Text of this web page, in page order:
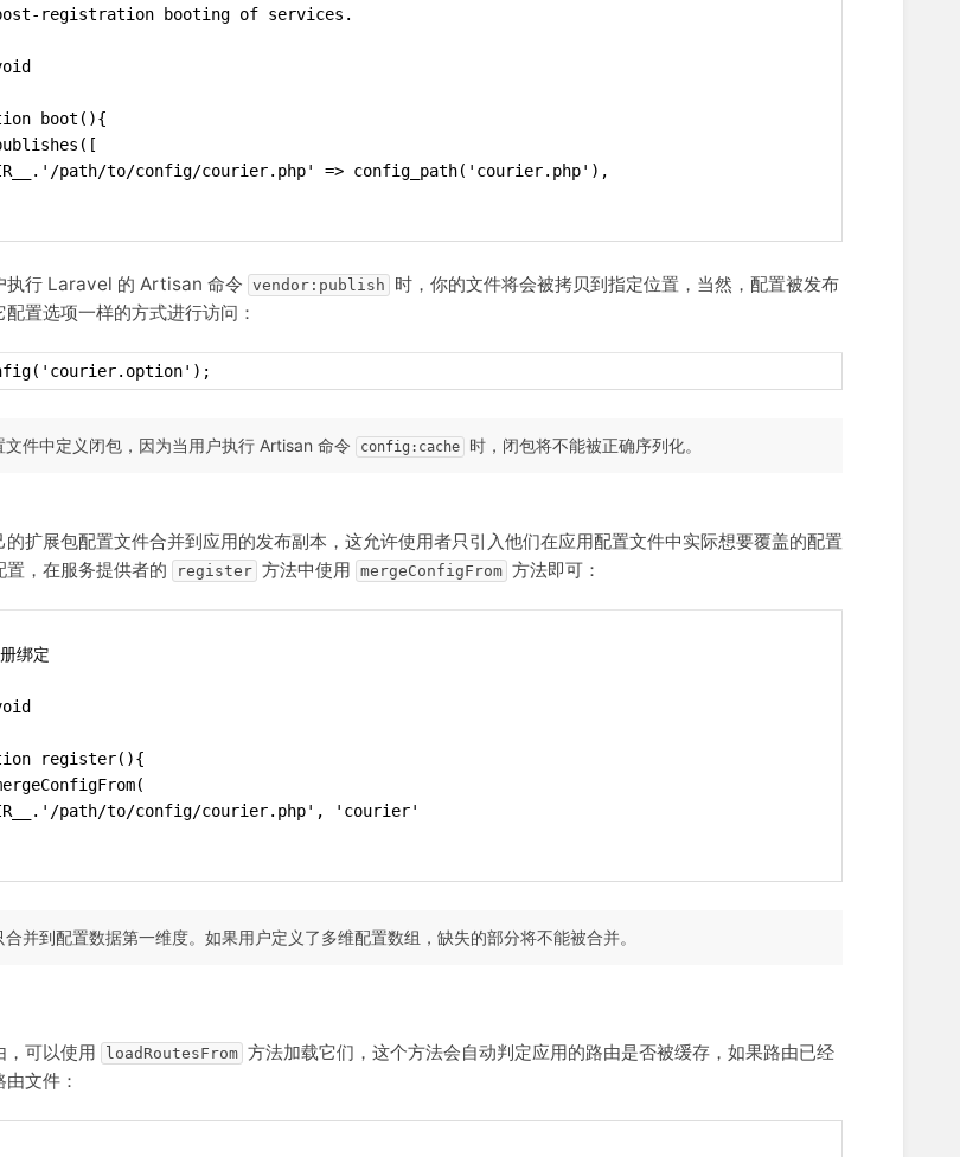
registration booting of services.
boot(){
path/to/config/courier.php' => config_path('courier.php'),
执行 Laravel 的 Artisan 命令 vendor:publish
时，你的文件将会被拷贝到指定位置，当然，配置被发布
置选项一样的方式进行访问：
文件中定义闭包，因为当用户执行 Artisan 命令 config:cache 时，闭包将不能被正确序列化。
扩展包配置文件合并到应用的发布副本，这允许使用者只引入他们在应用配置文件中实际想要覆盖的配置
，在服务提供者的
register 方法中使用 mergeConfigFrom 方法即可：
绑定
register(){
path/to/config/courier.php', 'courier'
并到配置数据第一维度。如果用户定义了多维配置数组，缺失的部分将不能被合并。
，可以使用 loadRoutesFrom 方法加载它们，这个方法会自动判定应用的路由是否被缓存，如果路由已经
文件：